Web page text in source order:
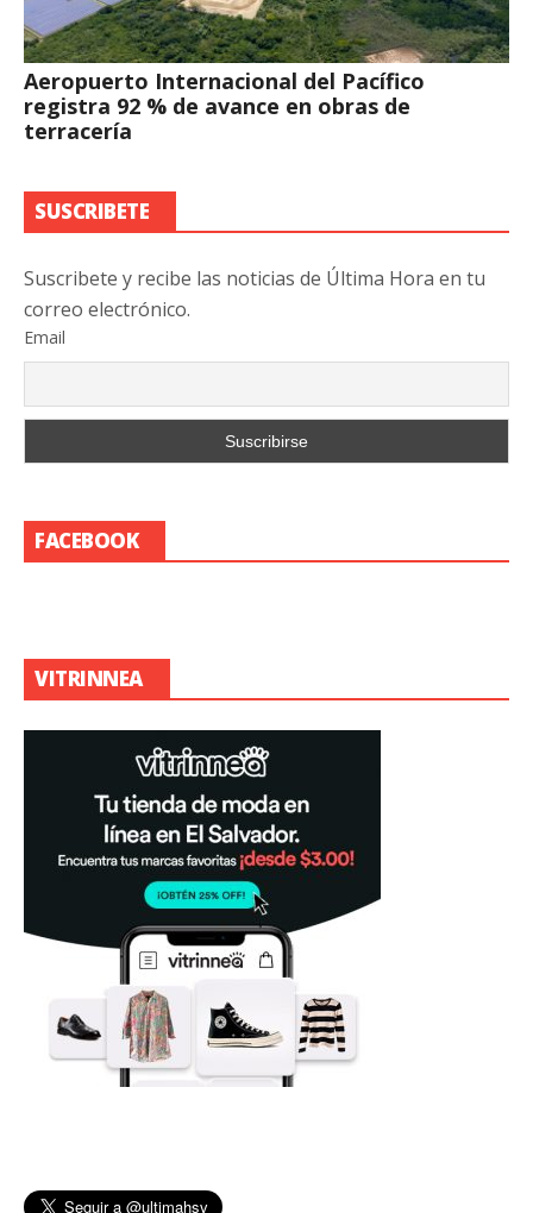
Aeropuerto Internacional del Pacífico
registra 92 % de avance en obras de
terracería
SUSCRIBETE
Suscribete y recibe las noticias de Última Hora en tu
correo electrónico.
Email
FACEBOOK
VITRINNEA